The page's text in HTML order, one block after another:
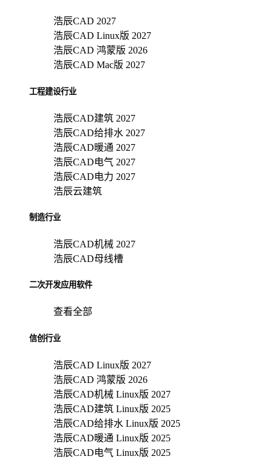
浩辰CAD 2027
浩辰CAD Linux版 2027
浩辰CAD 鸿蒙版 2026
浩辰CAD Mac版 2027
工程建设行业
浩辰CAD建筑 2027
浩辰CAD给排水 2027
浩辰CAD暖通 2027
浩辰CAD电气 2027
浩辰CAD电力 2027
浩辰云建筑
制造行业
浩辰CAD机械 2027
浩辰CAD母线槽
二次开发应用软件
查看全部
信创行业
浩辰CAD Linux版 2027
浩辰CAD 鸿蒙版 2026
浩辰CAD机械 Linux版 2027
浩辰CAD建筑 Linux版 2025
浩辰CAD给排水 Linux版 2025
浩辰CAD暖通 Linux版 2025
浩辰CAD电气 Linux版 2025